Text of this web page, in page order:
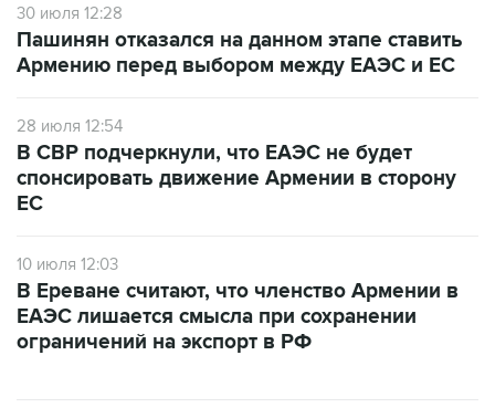
30 июля 12:28
Пашинян отказался на данном этапе ставить
Армению перед выбором между ЕАЭС и ЕС
28 июля 12:54
В СВР подчеркнули, что ЕАЭС не будет
спонсировать движение Армении в сторону
ЕС
10 июля 12:03
В Ереване считают, что членство Армении в
ЕАЭС лишается смысла при сохранении
ограничений на экспорт в РФ